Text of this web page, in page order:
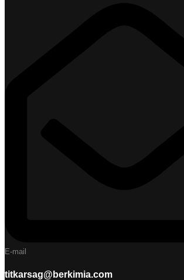
E-mail
titkarsag@berkimia.com